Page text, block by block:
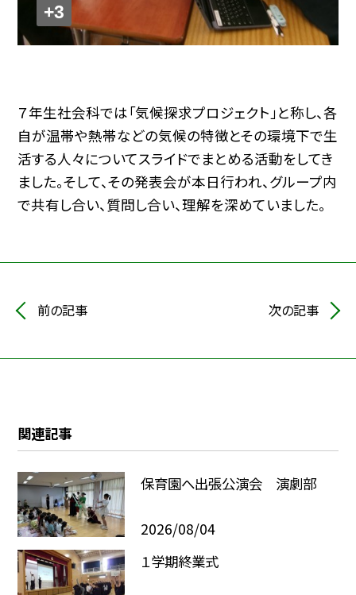
+3
７年生社会科では「気候探求プロジェクト」と称し、各
自が温帯や熱帯などの気候の特徴とその環境下で生
活する人々についてスライドでまとめる活動をしてき
ました。そして、その発表会が本日行われ、グループ内
で共有し合い、質問し合い、理解を深めていました。
前の記事 次の記事
関連記事
保育園へ出張公演会 演劇部
2026/08/04
１学期終業式